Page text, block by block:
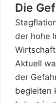
Die
der hohe
Aktuell
der
begleiten